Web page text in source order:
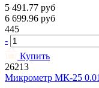
5 491.77 руб
6 699.96 руб
445
-
Купить
26213
Микрометр МК-25